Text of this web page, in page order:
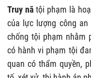
Truy nãtội phạm là
của lực lượng công an
chống tội phạm nhằm
có hành vi phạm tội
quan có thẩm quyền,